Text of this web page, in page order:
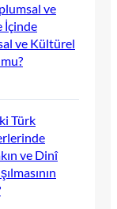
ve
İçinde
ve Kültürel
Türk
ve Dinî